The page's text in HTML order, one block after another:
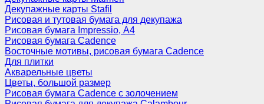
Декупажные карты Stafil
Рисовая и тутовая бумага для декупажа
Рисовая бумага Impressio, А4
Рисовая бумага Cadence
Восточные мотивы, рисовая бумага Cadence
Для плитки
Акварельные цветы
Цветы, большой размер
Рисовая бумага Cadence c золочением